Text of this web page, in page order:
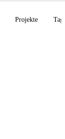
Projekte